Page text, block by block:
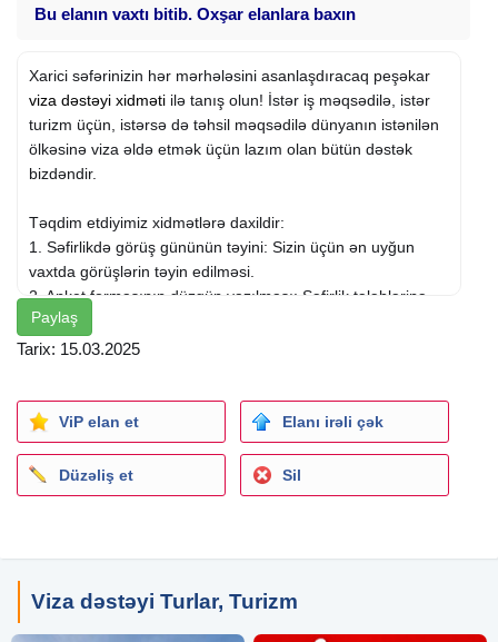
Bu elanın vaxtı bitib. Oxşar elanlara baxın
Xarici səfərinizin hər mərhələsini asanlaşdıracaq peşəkar
viza dəstəyi xidməti ilə tanış olun! İstər iş məqsədilə, istər
turizm üçün, istərsə də təhsil məqsədilə dünyanın istənilən
ölkəsinə viza əldə etmək üçün lazım olan bütün dəstək
bizdəndir.
Təqdim etdiyimiz xidmətlərə daxildir:
1. Səfirlikdə görüş gününün təyini: Sizin üçün ən uyğun
vaxtda görüşlərin təyin edilməsi.
2. Anket formasının düzgün yazılması: Səfirlik tələblərinə
uyğun olaraq dəqiq və səhvsiz sənədlərin hazırlanması.
3. Bilet bronu: Səfəriniz üçün aviauçuş biletlərinin bron
təşkilatı.
5. Avtobus və qatar bronu: Yerüstü nəqliyyat bronlarının
planlaşdırılması.
Paylaş
Tarix: 15.03.2025
ViP elan et Elanı irəli çək
Düzəliş et Sil
Viza dəstəyi Turlar, Turizm